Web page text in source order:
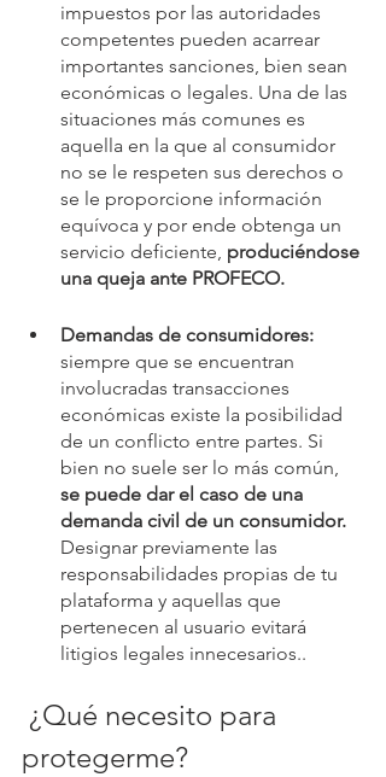
impuestos por las autoridades
competentes pueden acarrear
importantes sanciones, bien sean
económicas o legales. Una de las
situaciones más comunes es
aquella en la que al consumidor
no se le respeten sus derechos o
se le proporcione información
equívoca y por ende obtenga un
servicio deficiente, produciéndose
una queja ante PROFECO.
Demandas de consumidores:
siempre que se encuentran
involucradas transacciones
económicas existe la posibilidad
de un conflicto entre partes. Si
bien no suele ser lo más común,
se puede dar el caso de una
demanda civil de un consumidor.
Designar previamente las
responsabilidades propias de tu
plataforma y aquellas que
pertenecen al usuario evitará
litigios legales innecesarios..
protegerme?